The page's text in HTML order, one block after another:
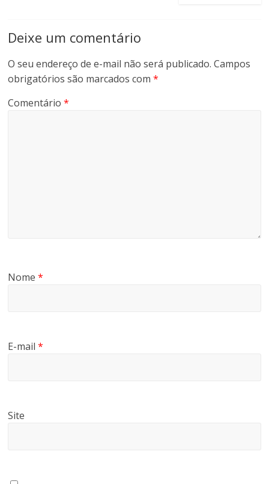
Deixe um comentário
O seu endereço de e-mail não será publicado. Campos
obrigatórios são marcados com*
Comentário*
Nome*
E-mail*
Site